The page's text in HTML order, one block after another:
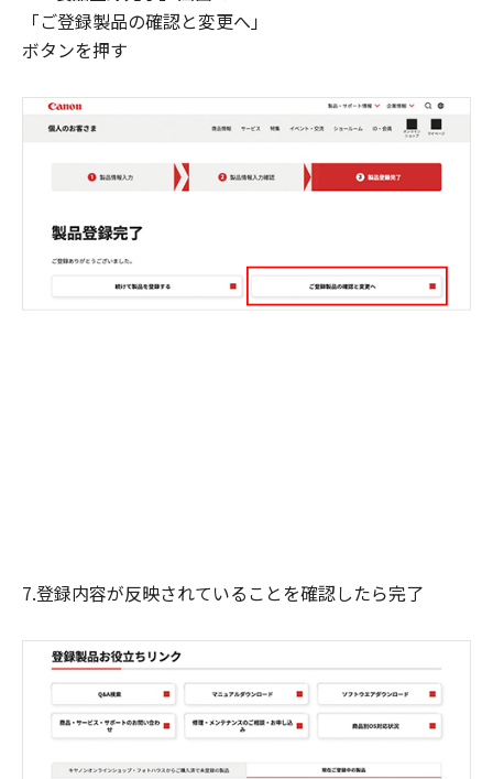
「ご登録製品の確認と変更へ」
ボタンを押す
7.登録内容が反映されていることを確認したら完了